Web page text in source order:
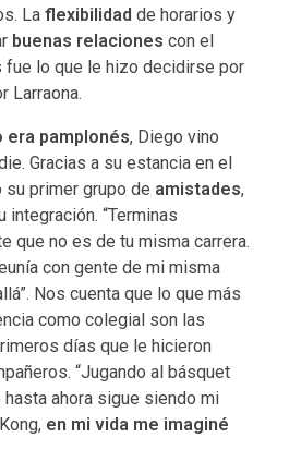
La flexibilidad de horarios y
buenas relaciones con el
fue lo que le hizo decidirse por
Larraona.
era pamplonés, Diego vino
Gracias a su estancia en el
primer grupo de amistades,
“Terminas
que no es de tu misma carrera.
con gente de mi misma
Nos cuenta que lo que más
como colegial son las
días que le hicieron
“Jugando al básquet
ahora sigue siendo mi
en mi vida me imaginé